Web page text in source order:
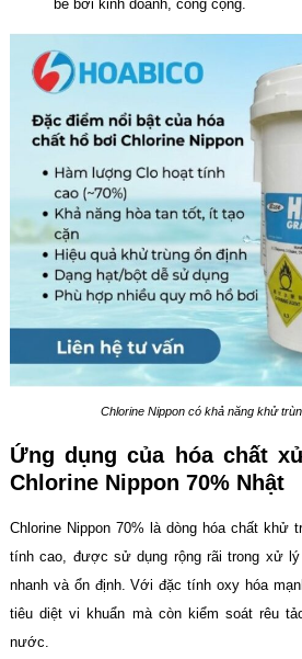
bể bơi kinh doanh, công cộng.
Chlorine Nippon có khả năng khử
Ứng dụng của hóa chất
Chlorine Nippon 70% Nhật
Chlorine Nippon 70% là dòng hóa chất khử
tính cao, được sử dụng rộng rãi trong xử
nhanh và ổn định. Với đặc tính oxy hóa
tiêu diệt vi khuẩn mà còn kiểm soát rêu
nước.